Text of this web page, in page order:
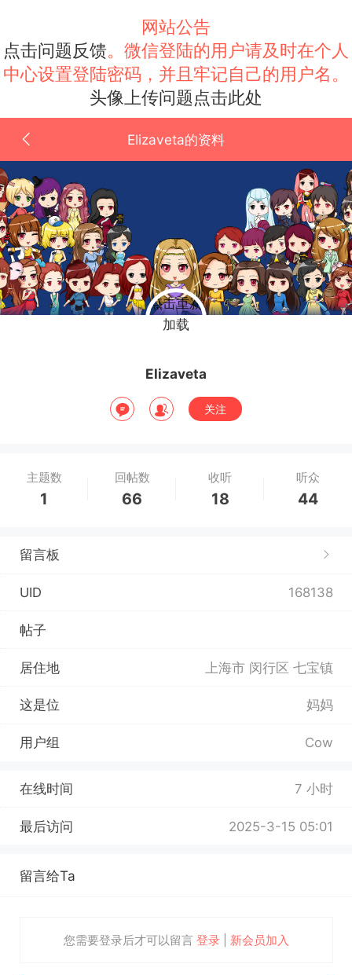
网站公告
点击问题反馈。微信登陆的用户请及时在个人
中心设置登陆密码，并且牢记自己的用户名。
头像上传问题点击此处
Elizaveta的资料
点击重新
加载
Elizaveta
关注
主题数
1
回帖数
66
收听
18
听众
44
留言板
UID 168138
帖子
居住地 上海市 闵行区 七宝镇
这是位 妈妈
用户组 Cow
在线时间 7 小时
最后访问 2025-3-15 05:01
留言给Ta
您需要登录后才可以留言 登录| 新会员加入